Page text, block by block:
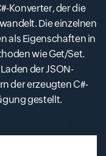
Konverter, der die
Die einzelnen
als Eigenschaften in
wie Get/Set.
der JSON-
der erzeugten C#-
gestellt.